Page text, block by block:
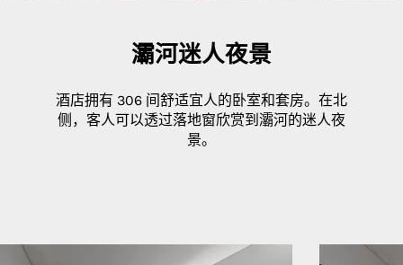
灞河迷人夜景
酒店拥有 306 间舒适宜人的卧室和套房。在北
侧，客人可以透过落地窗欣赏到灞河的迷人夜
景。